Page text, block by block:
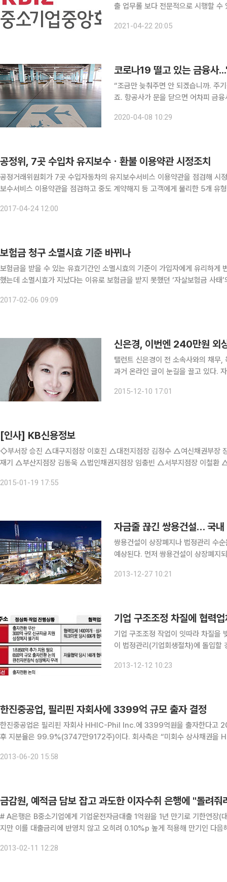
출 업무롤 보다 전문적으로 시행할 수 있단 판단에서다. 22일 중
과 함께 올해 상반기 내로 신용정보
2021-04-22 20:05
코로나19 떨고 있는 금융사
“조금만 늦춰주면 안 되겠습니까. 주
죠. 항공사가 문을 닫으면 어차피 금
종 코로나바이러스 감염증(코로나19)
2020-04-08 10:29
공정위, 7곳 수입차 유지보수ㆍ환불 이용약관 시정조치
공정거래위원회가 7곳 수입자동차의 유지보수서비스 이용약관을 점검해 시정조치를 내렸다. 공정위는 7개 수입
보수서비스 이용약관을 점검하고 중도 계약해지 등 고객에게 불리한 5개 유형의
2017-04-24 12:00
보험금 청구 소멸시효 기준 바뀌나
보험금을 받을 수 있는 유효기간인 소멸시효의 기준이 가입자에게 유리하게
했는데 소멸시효가 지났다는 이유로 보험금을 받지 못했던 ‘자살보험금 사태’의 재발을 막기 위해서
2017-02-06 09:09
신은경, 이번엔 240만원 외
탤런트 신은경이 전 소속사와의 채무
과거 온라인 글이 눈길을 끌고 있다. 자신을 수입의류 운영자로 밝힌 A씨는 지난 2010년 3월, ‘탤런
야 대금을 지불 받을 수 있나?’라는
2015-12-10 17:01
[인사] KB신용정보
◇부서장 승진 △대구지점장 이호진 △대전지점장 김정수 △여신채권부장 장재훈 ◇부서장 이동 △검사부장 안정환 △경영
재기 △부산지점장 김동욱 △법인채권지점장 임충빈 △서부지점장 이철환
2015-01-19 17:55
자금줄 끊긴 쌍용건설… 국내
쌍용건설이 상장폐지나 법정관리 수
예상된다. 먼저 쌍용건설이 상장폐지되면 관급 공사 입찰에 참여할 수 없고, 해외건설 수주도 막히
제는 더욱 심각해진다. 이 경우 쌍용
2013-12-27 10:21
기업 구조조정 차질에 협력업
기업 구조조정 작업이 잇따라 차질을
이 법정관리(기업회생절차)에 돌입할
2013-12-12 10:23
한진중공업, 필리핀 자회사에 3399억 규모 출자 결정
한진중공업은 필리핀 자회사 HHIC-Phil Inc.에 3399억원을 출자한다고 20일 공시했다. 이는 자기자본대비
후 지분율은 99.9%(3747만9172주)이다. 회
2013-06-20 15:58
금감원, 예적금 담보 잡고 과도한 이자수취 은행에 "돌려줘
# A은행은 B중소기업에게 기업운전자금대출 1억원을 1년 만기로 기한연장(대출금리 6.95%) 하면서 400만원의 예금을 담보로 취득했
지만 이를 대출금리에 반영치 않고 오히려 0.10%p 높게 적용해 만기인 다음해까지 대출이
2013-02-11 12:28